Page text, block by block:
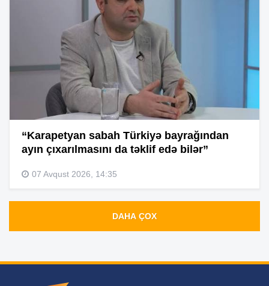
“Karapetyan sabah Türkiyə bayrağından
ayın çıxarılmasını da təklif edə bilər”
07 Avqust 2026, 14:35
DAHA ÇOX